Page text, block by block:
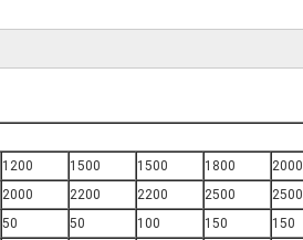
1200 1500 1500 1800
2000
2000 2200 2200 2500
2500
50 50 100 150
150